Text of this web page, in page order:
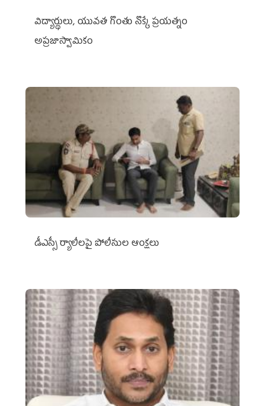
విద్యార్థులు, యువత గొంతు నొక్కే ప్రయత్నం
అప్రజాస్వామికం
డీఎస్సీ ర్యాలీలపై పోలీసుల ఆంక్షలు